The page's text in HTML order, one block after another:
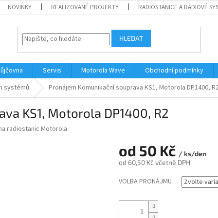
NOVINKY REALIZOVANÉ PROJEKTY RADIOSTANICE A RÁDIOVÉ
HLEDAT
Servis Motorola Wave Obchodní podmínky
systémů Pronájem Komunikační souprava KS1, Motorola DP1400,
KS1, Motorola DP1400, R2
radiostanic Motorola
od 50 Kč / ks/den
od 60,50 Kčvčetně DPH
cena:
VOLBA PRONÁJMU